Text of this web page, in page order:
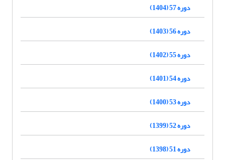
دوره 57 (1404)
دوره 56 (1403)
دوره 55 (1402)
دوره 54 (1401)
دوره 53 (1400)
دوره 52 (1399)
دوره 51 (1398)